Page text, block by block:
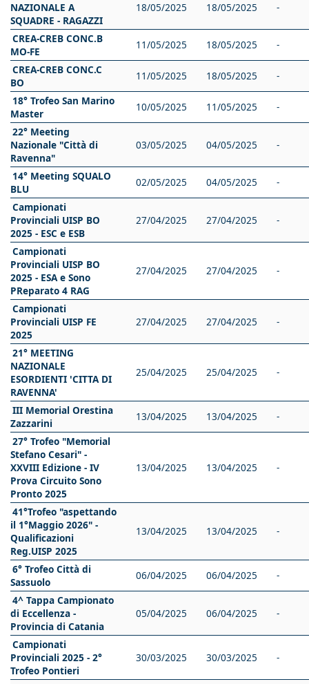
NAZIONALE A
SQUADRE - RAGAZZI
18/05/2025 18/05/2025 -
CREA-CREB CONC.B
MO-FE
11/05/2025 18/05/2025
-
CREA-CREB CONC.C
BO
11/05/2025 18/05/2025
-
18° Trofeo San Marino
Master
10/05/2025 11/05/2025
-
22° Meeting
Nazionale "Città di
Ravenna"
03/05/2025 04/05/2025 -
14° Meeting SQUALO
BLU
02/05/2025 04/05/2025
-
Campionati
Provinciali UISP BO
2025 - ESC e ESB
27/04/2025 27/04/2025 -
Campionati
Provinciali UISP BO
2025 - ESA e Sono
PReparato 4 RAG
27/04/2025 27/04/2025 -
Campionati
Provinciali UISP FE
2025
27/04/2025 27/04/2025 -
21° MEETING
NAZIONALE
ESORDIENTI 'CITTA DI
RAVENNA'
25/04/2025 25/04/2025 -
III Memorial Orestina
Zazzarini
13/04/2025 13/04/2025
-
27° Trofeo "Memorial
Stefano Cesari" -
XXVIII Edizione - IV
Prova Circuito Sono
Pronto 2025
13/04/2025 13/04/2025 -
41°Trofeo "aspettando
il 1°Maggio 2026" -
Qualificazioni
Reg.UISP 2025
13/04/2025 13/04/2025 -
6° Trofeo Città di
Sassuolo
06/04/2025 06/04/2025
-
4^ Tappa Campionato
di Eccellenza -
Provincia di Catania
05/04/2025 06/04/2025 -
Campionati
Provinciali 2025 - 2°
Trofeo Pontieri
30/03/2025 30/03/2025 -